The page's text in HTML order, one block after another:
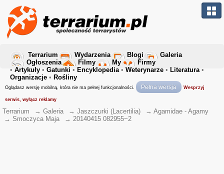
Terrarium Wydarzenia Blogi
Galeria
Ogłoszenia
Filmy My
Firmy
• Artykuły • Gatunki • Encyklopedia• Weterynarze • Literatura•
Organizacje • Rośliny
Oglądasz wersję mobilną, która nie ma pełnej funkcjonalności. Pełna wersja Wesprzyj
serwis, wyłącz reklamy
Terrarium → Galeria → Jaszczurki (Lacertilia) → Agamidae - Agamy
→ Smoczyca Maja → 20140415 082955~2